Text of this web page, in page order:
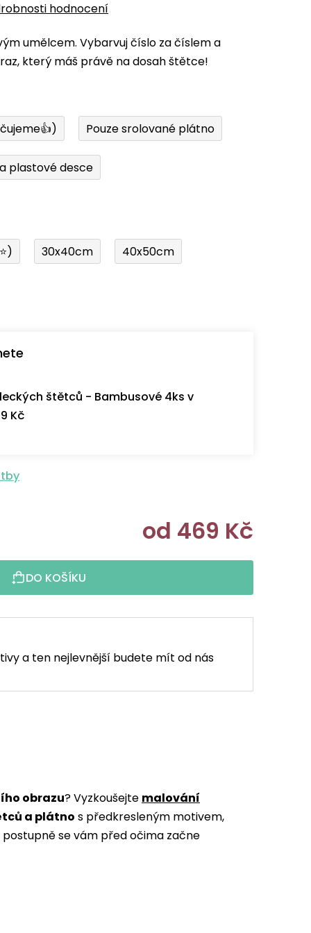
hodnocení
umělcem. Vybarvuj číslo za číslem a
který máš právě na dosah štětce!
Pouze srolované plátno
plastové desce
30x40cm 40x50cm
štětců - Bambusové 4ks v
Kč
od 469 Kč
DO KOŠÍKU
a ten nejlevnější budete mít od nás
obrazu? Vyzkoušejte malování
a plátno s předkresleným motivem,
se vám před očima začne